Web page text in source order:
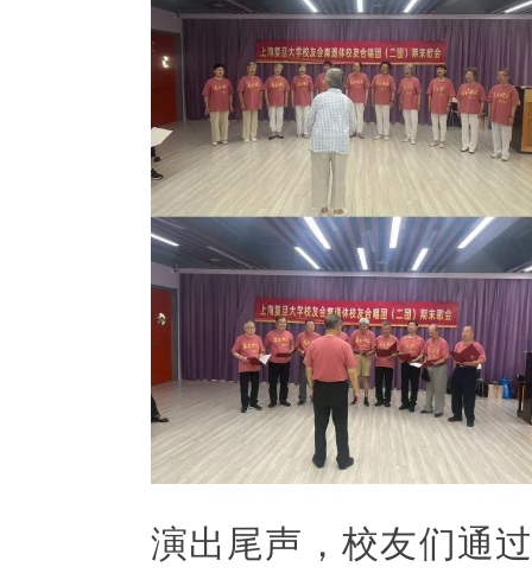
演出尾声，校友们通